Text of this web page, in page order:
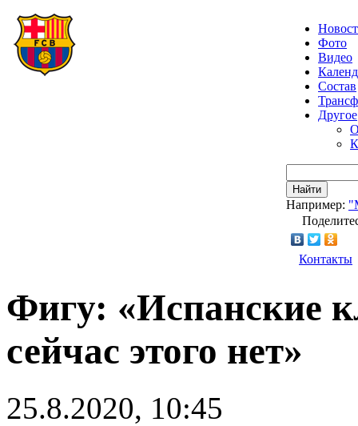
Фото
Видео
Состав
Другое
Найти
Например:
Контакты
Фигу: «Испанские
сейчас этого нет»
25.8.2020, 10:45